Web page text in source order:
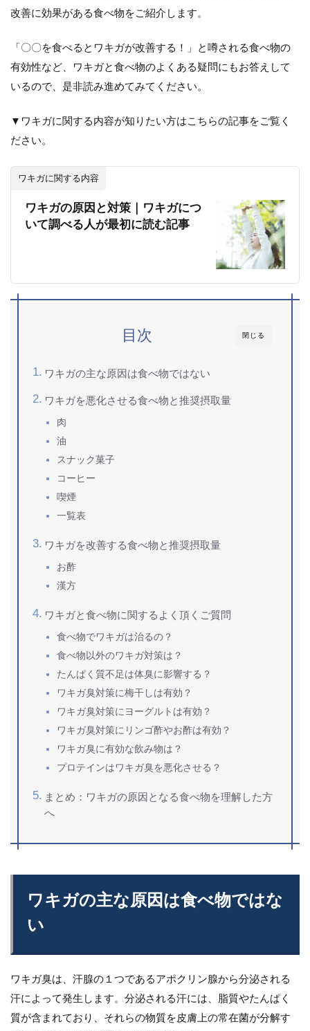
改善に効果がある食べ物をご紹介します。
「〇〇を食べるとワキガが改善する！」と噂される食べ物の
有効性など、ワキガと食べ物のよくある疑問にもお答えして
いるので、是非読み進めてみてください。
▼ ワキガに関する内容が知りたい方はこちらの記事をご覧く
ださい。
ワキガに関する内容
ワキガの原因と対策｜ワキガにつ
いて調べる人が最初に読む記事
閉じる
目次
ワキガの主な原因は食べ物ではない
ワキガを悪化させる食べ物と推奨摂取量
肉
油
スナック菓子
コーヒー
喫煙
一覧表
ワキガを改善する食べ物と推奨摂取量
お酢
漢方
ワキガと食べ物に関するよく頂くご質問
食べ物でワキガは治るの？
食べ物以外のワキガ対策は？
たんぱく質不足は体臭に影響する？
ワキガ臭対策に梅干しは有効？
ワキガ臭対策にヨーグルトは有効？
ワキガ臭対策にリンゴ酢やお酢は有効？
ワキガ臭に有効な飲み物は？
プロテインはワキガ臭を悪化させる？
まとめ：ワキガの原因となる食べ物を理解した方
へ
ワキガの主な原因は食べ物ではな
い
ワキガ臭は、汗腺の１つであるアポクリン腺から分泌される
汗によって発生します。分泌される汗には、脂質やたんぱく
質が含まれており、それらの物質を皮膚上の常在菌が分解す